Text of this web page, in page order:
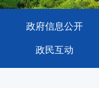
政府信息公开
政民互动